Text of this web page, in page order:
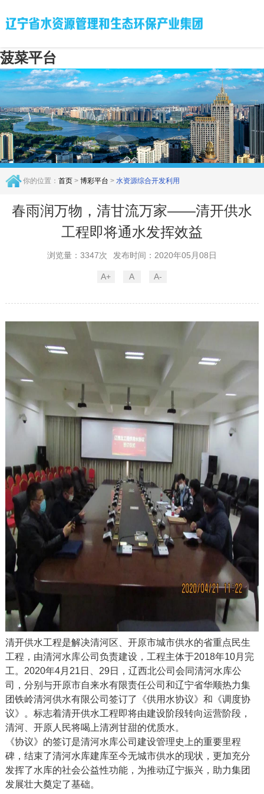
菠菜平台
你的位置： 首页> 博彩平台 > 水资源综合开发利用
春雨润万物，清甘流万家——清开供水
工程即将通水发挥效益
浏览量：3347次 发布时间：2020年05月08日
A+ A A-
清开供水工程是解决清河区、开原市城市供水的省重点民生
工程，由清河水库公司负责建设，工程主体于2018年10月完
工。2020年4月21日、29日，辽西北公司会同清河水库公
司，分别与开原市自来水有限责任公司和辽宁省华顺热力集
团铁岭清河供水有限公司签订了《供用水协议》和《调度协
议》。标志着清开供水工程即将由建设阶段转向运营阶段，
清河、开原人民将喝上清冽甘甜的优质水。
《协议》的签订是清河水库公司建设管理史上的重要里程
碑，结束了清河水库建库至今无城市供水的现状，更加充分
发挥了水库的社会公益性功能，为推动辽宁振兴，助力集团
发展壮大奠定了基础。